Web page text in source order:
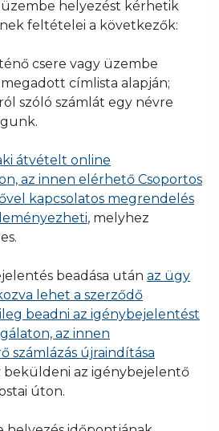
mely a mérő oldalán
IGÉNYLÉSE
az újrahitelesített
majd biztonsági
látják el.
a már újonnan
marad a felhasználási
igénylését, akkor az
tájékoztatóban foglaltak
módosítani az
kiszámlázásra, amelyről
utólag a Főváros
megbízottja számlázza ki
nem lehetséges).
helyezést kérhetik
feltételei a következők:
csere vagy üzembe
címlista alapján;
szóló számlát egy névre
átvételt online
az innen elérhető Csoportos
kapcsolatos megrendelés
, melyhez
beadása után az ügy
lehet a szerződő
beadni az igénybejelentést
az innen
számlázás újraindítása
beküldeni az igénybejelentő
úton.